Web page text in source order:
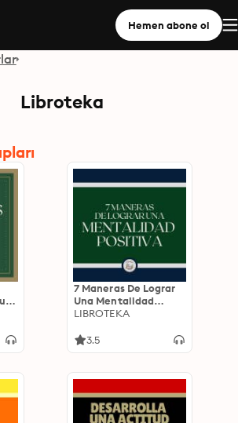
Hemen abone ol
Libroteka
7 Maneras De Lograr
Una Mentalidad
Positiva
LIBROTEKA
3.5